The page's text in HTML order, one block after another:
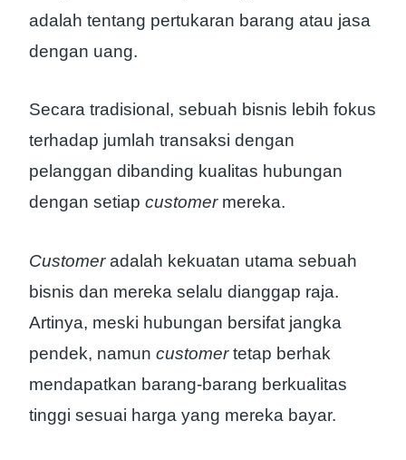
adalah tentang pertukaran barang atau jasa
dengan uang.
Secara tradisional, sebuah bisnis lebih fokus
terhadap jumlah transaksi dengan
pelanggan dibanding kualitas hubungan
dengan setiap customermereka.
Customeradalah kekuatan utama sebuah
bisnis dan mereka selalu dianggap raja.
Artinya, meski hubungan bersifat jangka
pendek, namun customertetap berhak
mendapatkan barang-barang berkualitas
tinggi sesuai harga yang mereka bayar.